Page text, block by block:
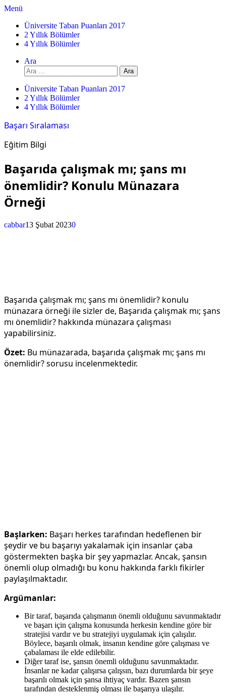
İçeriğe
Menü
Üniversite Taban Puanları 2017
2 Yıllık Bölümler
4 Yıllık Bölümler
Ara
Arama:
Üniversite Taban Puanları 2017
2 Yıllık Bölümler
4 Yıllık Bölümler
Başarı Sıralaması
Eğitim Bilgi
Başarıda çalışmak mı; şans mı
önemlidir? Konulu Münazara
Örneği
cabbar13 Şubat 20230
Başarıda çalışmak mı; şans mı önemlidir? konulu
münazara örneği ile sizler de, Başarıda çalışmak mı; şans
mı önemlidir? hakkında münazara çalışması
yapabilirsiniz.
Özet: Bu münazarada, başarıda çalışmak mı; şans mı
önemlidir? sorusu incelenmektedir.
Başlarken: Başarı herkes tarafından hedeflenen bir
şeydir ve bu başarıyı yakalamak için insanlar çaba
göstermekten başka bir şey yapmazlar. Ancak, şansın
önemli olup olmadığı bu konu hakkında farklı fikirler
paylaşılmaktadır.
Argümanlar:
Bir taraf, başarıda çalışmanın önemli olduğunu savunmaktadır
ve başarı için çalışma konusunda herkesin kendine göre bir
stratejisi vardır ve bu stratejiyi uygulamak için çalışılır.
Böylece, başarılı olmak, insanın kendine göre çalışması ve
çabalaması ile elde edilebilir.
Diğer taraf ise, şansın önemli olduğunu savunmaktadır.
İnsanlar ne kadar çalışırsa çalışsın, bazı durumlarda bir şeye
başarılı olmak için şansa ihtiyaç vardır. Bazen şansın
tarafından desteklenmiş olması ile başarıya ulaşılır.